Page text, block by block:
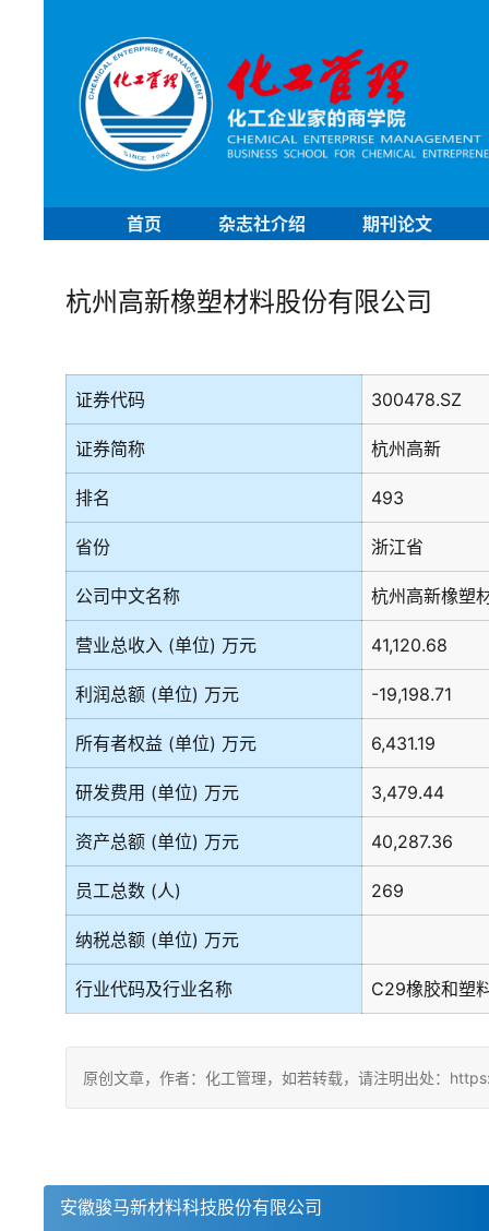
首页 杂志社介绍 期刊论文
杭州高新橡塑材料股份有限公司
证券代码 300478.SZ
证券简称 杭州高新
排名 493
省份 浙江省
公司中文名称 杭州高新橡塑
营业总收入 (单位) 万元 41,120.68
利润总额 (单位) 万元 -19,198.71
所有者权益 (单位) 万元 6,431.19
研发费用 (单位) 万元 3,479.44
资产总额 (单位) 万元 40,287.36
员工总数 (人) 269
纳税总额 (单位) 万元
行业代码及行业名称 C29橡胶和塑
原创文章，作者：化工管理，如若转载，请注明出处：
安徽骏马新材料科技股份有限公司